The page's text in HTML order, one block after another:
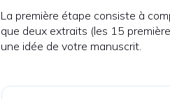
La première étape consiste à
que deux extraits (les 15
une idée de votre manuscrit.